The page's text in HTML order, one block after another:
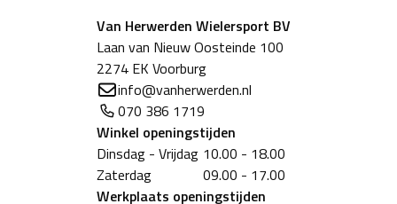
Van Herwerden Wielersport BV
Laan van Nieuw Oosteinde 100
2274 EK Voorburg
info@vanherwerden.nl
070 386 1719
Winkel openingstijden
Dinsdag - Vrijdag 10.00 - 18.00
Zaterdag
09.00 - 17.00
Werkplaats openingstijden